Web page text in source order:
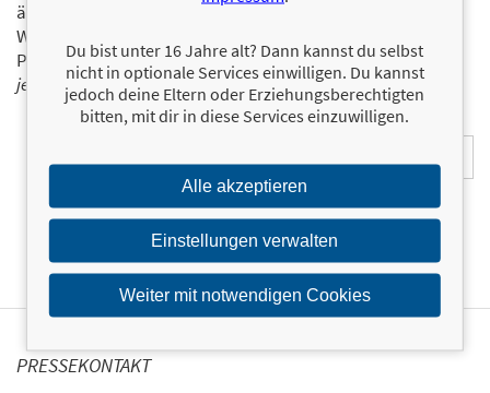
ähnliche Produkte informiert werden.
Wir halten Sie per E-Mail auf dem aktuellen Stand über das
Programm der Münchner Verlagsgruppe.Tragen Sie sich
jetzt ein!
E-Mail-Adresse:
PRESSEKONTAKT
Du bist unter 16 Jahre alt? Dann kannst du selbst
nicht in optionale Services einwilligen. Du kannst
jedoch deine Eltern oder Erziehungsberechtigten
bitten, mit dir in diese Services einzuwilligen.
Alle akzeptieren
Einstellungen verwalten
Weiter mit notwendigen Cookies